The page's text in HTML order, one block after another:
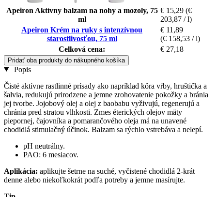
Apeiron Aktívny balzam na nohy a mozoly, 75
ml
€ 15,29 (€
203,87 / l)
Apeiron Krém na ruky s intenzívnou
starostlivosťou, 75 ml
€ 11,89
(€ 158,53 / l)
Celková cena:
€ 27,18
Pridať oba produkty do nákupného košíka
Popis
Čisté aktívne rastlinné prísady ako napríklad kôra vŕby, hruštička a
šalvia, redukujú prirodzene a jemne zrohovatenie pokožky a bránia
jej tvorbe. Jojobový olej a olej z baobabu vyživujú, regenerujú a
chránia pred stratou vlhkosti. Zmes éterických olejov mäty
piepornej, čajovníka a pomarančového oleja má na unavené
chodidlá stimulačný účinok. Balzam sa rýchlo vstrebáva a nelepí.
pH neutrálny.
PAO: 6 mesiacov.
Aplikácia: aplikujte šetrne na suché, vyčistené chodidlá 2-krát
denne alebo niekoľkokrát podľa potreby a jemne masírujte.